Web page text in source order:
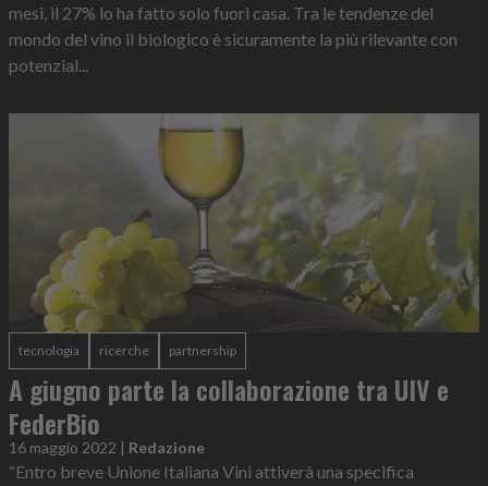
mesi, il 27% lo ha fatto solo fuori casa. Tra le tendenze del
mondo del vino il biologico è sicuramente la più rilevante con
potenzial...
tecnologia ricerche partnership
A giugno parte la collaborazione tra UIV e
FederBio
16 maggio 2022 | Redazione
“Entro breve Unione Italiana Vini attiverà una specifica